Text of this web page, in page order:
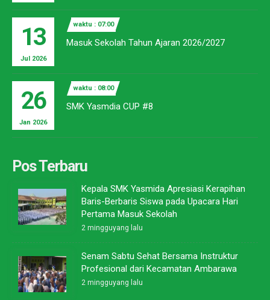
13
Jul 2026
waktu : 07:00
Masuk Sekolah Tahun Ajaran 2026/2027
26
Jan 2026
waktu : 08:00
SMK Yasmdia CUP #8
Pos Terbaru
Kepala SMK Yasmida Apresiasi Kerapihan
Baris-Berbaris Siswa pada Upacara Hari
Pertama Masuk Sekolah
2 mingguyang lalu
Senam Sabtu Sehat Bersama Instruktur
Profesional dari Kecamatan Ambarawa
2 mingguyang lalu